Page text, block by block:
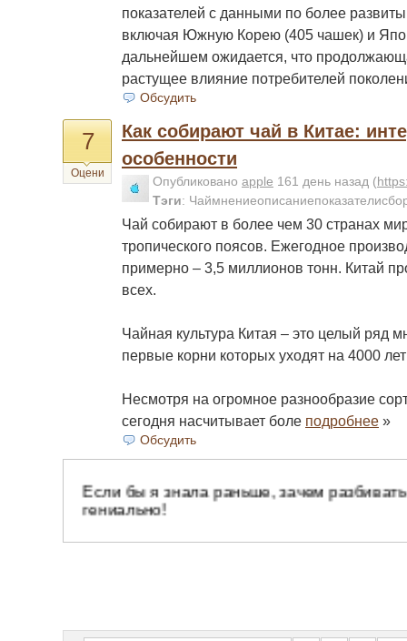
показателей с данными по более
включая Южную Корею (405 чашек) и
дальнейшем ожидается, что
растущее влияние потребителей
Обсудить
7
Оцени
Как собирают чай в Китае:
особенности
Опубликовано apple 161 день назад (
Тэги:
Чай собирают в более чем 30 странах
тропического поясов. Ежегодное
примерно – 3,5 миллионов тонн. Китай
всех.
Чайная культура Китая – это целый ряд
первые корни которых уходят на 4000
Несмотря на огромное разнообразие
сегодня насчитывает боле подробнее »
Обсудить